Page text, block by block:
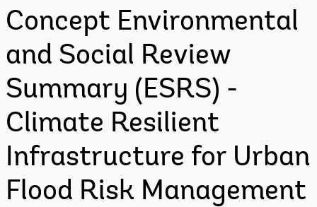
Concept Environmental
and Social Review
Summary (ESRS) -
Climate Resilient
Infrastructure for Urban
Flood Risk Management